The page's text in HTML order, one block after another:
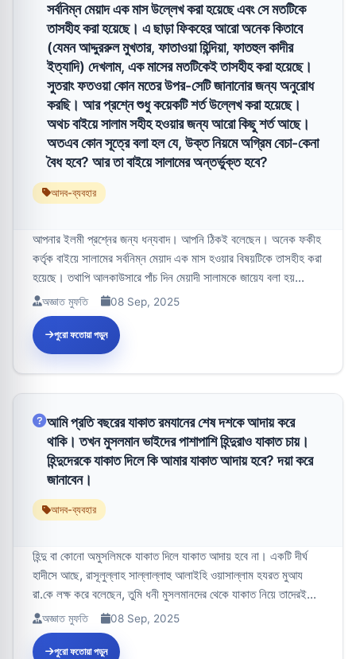
সর্বনিম্ন মেয়াদ এক মাস উল্লেখ করা হয়েছে এবং সে মতটিকে
তাসহীহ করা হয়েছে। এ ছাড়া ফিকহের আরো অনেক কিতাবে
(যেমন আদ্দুররুল মুখতার, ফাতাওয়া হিন্দিয়া, ফাতহুল কাদীর
ইত্যাদি) দেখলাম, এক মাসের মতটিকেই তাসহীহ করা হয়েছে।
সুতরাং ফতওয়া কোন মতের উপর-সেটি জানানোর জন্য অনুরোধ
করছি। আর প্রশ্নে শুধু কয়েকটি শর্ত উল্লেখ করা হয়েছে।
অথচ বাইয়ে সালাম সহীহ হওয়ার জন্য আরো কিছু শর্ত আছে।
অতএব কোন সূত্রে বলা হল যে, উক্ত নিয়মে অগ্রিম বেচা-কেনা
বৈধ হবে? আর তা বাইয়ে সালামের অন্তর্ভুক্ত হবে?
আদব-ব্যবহার
আপনার ইলমী প্রশ্নের জন্য ধন্যবাদ। আপনি ঠিকই বলেছেন। অনেক ফকীহ
কর্তৃক বাইয়ে সালামের সর্বনিম্ন মেয়াদ এক মাস হওয়ার বিষয়টিকে তাসহীহ করা
হয়েছে। তথাপি আলকাউসারে পাঁচ দিন মেয়াদী সালামকে জায়েয বলা হয়...
অজ্ঞাত মুফতি 08 Sep, 2025
পুরো ফতোয়া পড়ুন
আমি প্রতি বছরের যাকাত রমযানের শেষ দশকে আদায় করে
থাকি। তখন মুসলমান ভাইদের পাশাপাশি হিন্দুরাও যাকাত চায়।
হিন্দুদেরকে যাকাত দিলে কি আমার যাকাত আদায় হবে? দয়া করে
জানাবেন।
আদব-ব্যবহার
হিন্দু বা কোনো অমুসলিমকে যাকাত দিলে যাকাত আদায় হবে না। একটি দীর্ঘ
হাদীসে আছে, রাসূলুল্লাহ সাল্লাল্লাহু আলাইহি ওয়াসাল্লাম হযরত মুআয
রা.কে লক্ষ করে বলেছেন, তুমি ধনী মুসলমানদের থেকে যাকাত নিয়ে তাদেরই...
অজ্ঞাত মুফতি 08 Sep, 2025
পুরো ফতোয়া পড়ুন